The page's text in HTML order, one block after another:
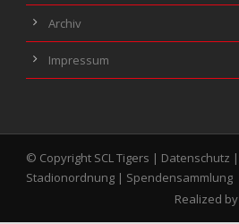
Archiv
Impressum
© Copyright SCL Tigers | Datenschutz |
Stadionordnung | Spendensammlung
Realized by